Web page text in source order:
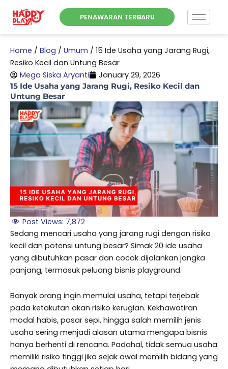
PENAWARAN TERBARU
Home / Blog / Umum / 15 Ide Usaha yang Jarang Rugi,
Resiko Kecil dan Untung Besar
Mega Siska Aryanti
January 29, 2026
15 Ide Usaha yang Jarang Rugi, Resiko Kecil dan
Untung Besar
Post Views: 7,872
Sedang mencari usaha yang jarang rugi dengan risiko
kecil dan potensi untung besar? Simak 20 ide usaha
yang dibutuhkan pasar dan cocok dijalankan jangka
panjang, termasuk peluang bisnis playground.
Banyak orang ingin memulai usaha, tetapi terjebak
pada ketakutan akan risiko kerugian. Kekhawatiran
modal habis, pasar sepi, hingga salah memilih jenis
usaha sering menjadi alasan utama mengapa bisnis
hanya berhenti di rencana. Padahal, tidak semua usaha
memiliki risiko tinggi jika sejak awal memilih bidang yang